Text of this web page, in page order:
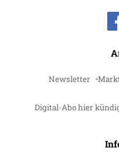
Newsletter
Digital-Abo hier